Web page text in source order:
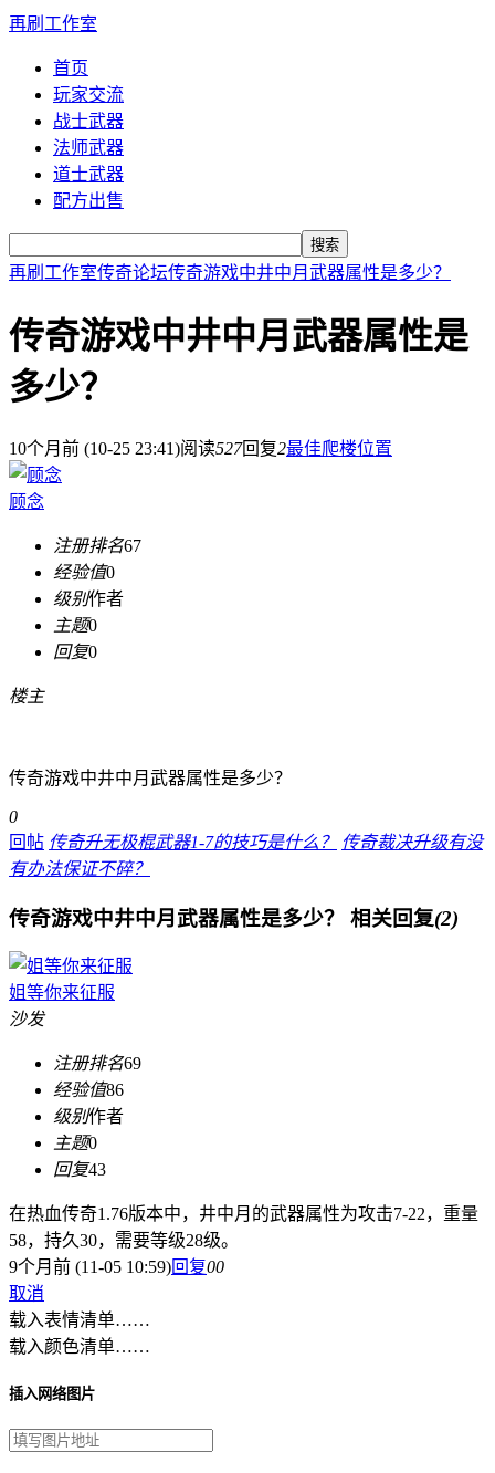
再刷工作室
首页
玩家交流
战士武器
法师武器
道士武器
配方出售
搜索
再刷工作室传奇论坛传奇游戏中井中月武器属性是多少？
传奇游戏中井中月武器属性是
多少？
10个月前 (10-25 23:41)阅读527回复2最佳爬楼位置
顾念
注册排名67
经验值0
级别作者
主题0
回复0
楼主
传奇游戏中井中月武器属性是多少？
0
回帖 传奇升无极棍武器1-7的技巧是什么？
传奇裁决升级有没
有办法保证不碎？
传奇游戏中井中月武器属性是多少？ 相关回复(2)
姐等你来征服
沙发
注册排名69
经验值86
级别作者
主题0
回复43
在热血传奇1.76版本中，井中月的武器属性为攻击7-22，重量
58，持久30，需要等级28级。
9个月前 (11-05 10:59)回复00
取消
载入表情清单……
载入颜色清单……
插入网络图片